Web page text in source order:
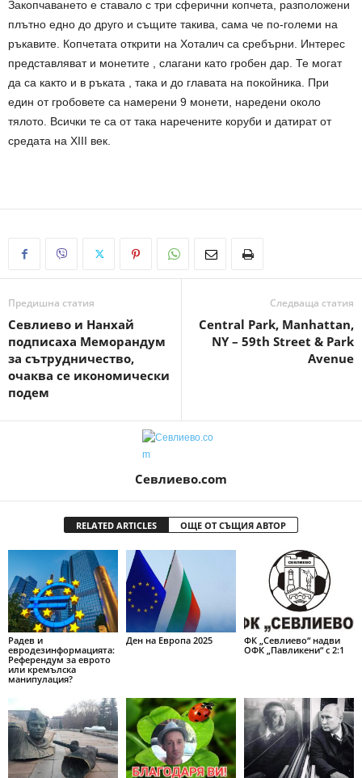
Закопчаването е ставало с три сферични копчета, разположени
плътно едно до друго и същите такива, сама че по-големи на
ръкавите. Копчетата открити на Хоталич са сребърни. Интерес
представляват и монетите , слагани като гробен дар. Те могат
да са както и в ръката , така и до главата на покойника. При
един от гробовете са намерени 9 монети, наредени около
тялото. Всички те са от така наречените коруби и датират от
средата на XIII век.
Предишна статия
Севлиево и Нанхай
подписаха Меморандум
за сътрудничество,
очаква се икономически
подем
Следваща статия
Central Park, Manhattan,
NY – 59th Street & Park
Avenue
Севлиево.com
RELATED ARTICLES ОЩЕ ОТ СЪЩИЯ АВТОР
Радев и
евродезинформацията:
Референдум за еврото
или кремълска
манипулация?
Ден на Европа 2025
ФК „Севлиево“ надви
ОФК „Павликени“ с 2:1